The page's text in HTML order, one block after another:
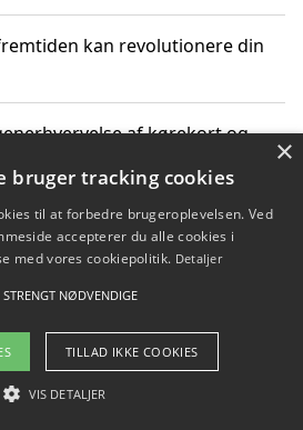
kan revolutionere din
af kørekort og
kørsel hos en køreskole i
2026 - Pilanto Aps
×
bruger tracking cookies
til at forbedre brugeroplevelsen. Ved
accepterer du alle cookies i
med vores cookiepolitik. Detaljer
STRENGT NØDVENDIGE
TILLAD IKKE COOKIES
VIS DETALJER